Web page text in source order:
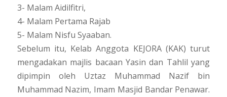
3- Malam Aidilfitri,
4- Malam Pertama Rajab
5- Malam Nisfu Syaaban.
Sebelum itu, Kelab Anggota KEJORA (KAK) turut
mengadakan majlis bacaan Yasin dan Tahlil yang
dipimpin oleh Uztaz Muhammad Nazif bin
Muhammad Nazim, Imam Masjid Bandar Penawar.